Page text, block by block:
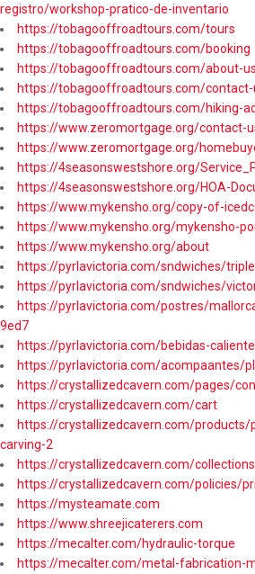
registro/workshop-pratico-de-inventario
https://tobagooffroadtours.com/tours
https://tobagooffroadtours.com/booking
https://tobagooffroadtours.com/about-us
https://tobagooffroadtours.com/contact-
https://tobagooffroadtours.com/hiking-
https://www.zeromortgage.org/contact-
https://www.zeromortgage.org/
https://4seasonswestshore.org/
https://4seasonswestshore.org/HOA-
https://www.mykensho.org/copy-of-
https://www.mykensho.org/mykensho-
https://www.mykensho.org/about
https://pyrlavictoria.com/sndwiches/
https://pyrlavictoria.com/sndwiches/
https://pyrlavictoria.com/postres/
9ed7
https://pyrlavictoria.com/bebidas-
https://pyrlavictoria.com/acompaantes/
https://crystallizedcavern.com/pages/
https://crystallizedcavern.com/cart
https://crystallizedcavern.com/
carving-2
https://crystallizedcavern.com/collections
https://crystallizedcavern.com/policies/
https://mysteamate.com
https://www.shreejicaterers.com
https://mecalter.com/hydraulic-torque
https://mecalter.com/metal-fabrication-